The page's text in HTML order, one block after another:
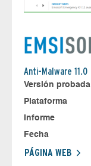
Anti-Malware 11.0
Versión probada
Plataforma
Informe
Fecha
PÁGINA WEB